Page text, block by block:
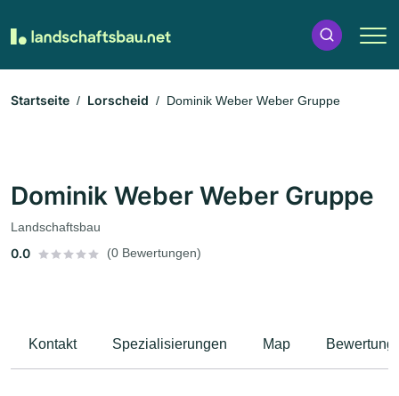
Startseite Lorscheid Dominik Weber Weber Gruppe
Dominik Weber Weber Gruppe
Landschaftsbau
0.0 (0 Bewertungen)
Kontakt Spezialisierungen Map